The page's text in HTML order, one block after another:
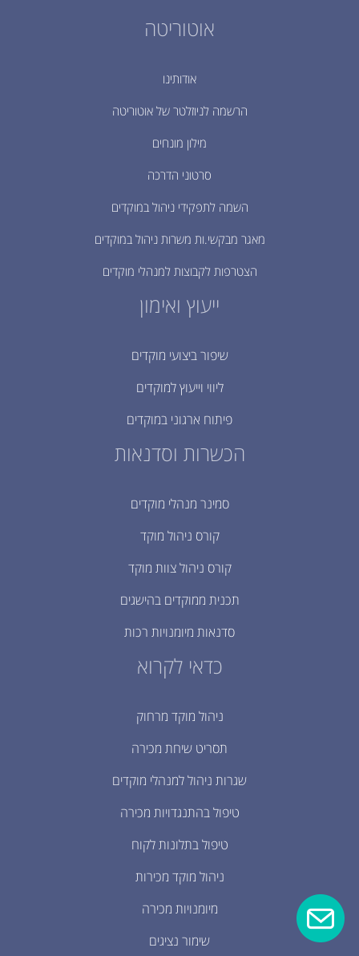
אוטוריטה
אודותינו
הרשמה לניוזלטר של אוטוריטה
מילון מונחים
סרטוני הדרכה
השמה לתפקידי ניהול במוקדים
מאגר מבקשי.ות משרות ניהול במוקדים
הצטרפות לקבוצות למנהלי מוקדים
ייעוץ ואימון
שיפור ביצועי מוקדים
ליווי וייעוץ למוקדים
פיתוח ארגוני במוקדים
הכשרות וסדנאות
סמינר מנהלי מוקדים
קורס ניהול מוקד
קורס ניהול צוות מוקד
תכנית ממוקדים בהישגים
סדנאות מיומנויות רכות
כדאי לקרוא
ניהול מוקד מרחוק
תסריט שיחת מכירה
שגרות ניהול למנהלי מוקדים
טיפול בהתנגדויות מכירה
טיפול בתלונות לקוח
ניהול מוקד מכירות
מיומנויות מכירה
שימור נציגים